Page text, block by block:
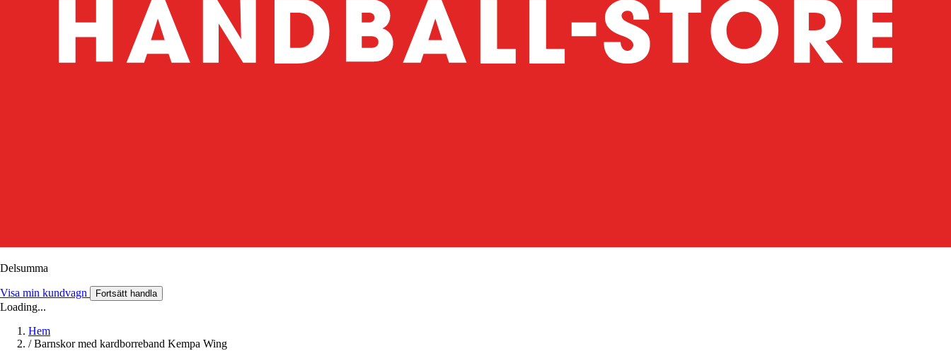
Delsumma
Visa min kundvagn Fortsätt handla
Loading...
Hem
/ Barnskor med kardborreband Kempa Wing